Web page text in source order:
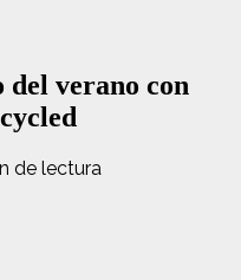
verano con
de lectura